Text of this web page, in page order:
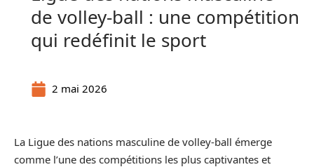
de volley-ball : une compétition
qui redéfinit le sport
2 mai 2026
La Ligue des nations masculine de volley-ball émerge
comme l’une des compétitions les plus captivantes et